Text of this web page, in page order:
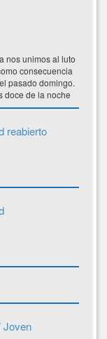
nos unimos al luto
consecuencia
pasado domingo.
doce de la noche
reabierto
Joven